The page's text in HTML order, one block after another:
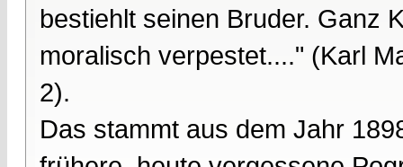
bestiehlt seinen Bruder. Ganz
moralisch verpestet...." (Karl
2).
Das stammt aus dem Jahr